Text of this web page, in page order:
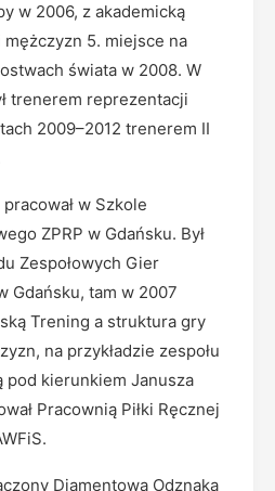
w 2006, z akademicką
5. miejsce na
świata w 2008. W
trenerem reprezentacji
2009–2012 trenerem II
w Szkole
ZPRP w Gdańsku. Był
Zespołowych Gier
Gdańsku, tam w 2007
Trening a struktura gry
na przykładzie zespołu
pod kierunkiem Janusza
Pracownią Piłki Ręcznej
Diamentową Odznaką